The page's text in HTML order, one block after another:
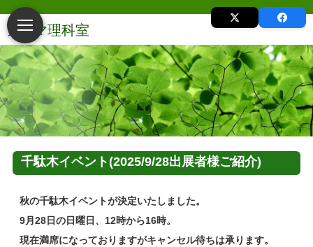
千駄木イベント(2025/9/28出展者様ご紹介)
秋の千駄木イベントが決定いたしました。
9月28日の日曜日、12時から16時。
現在満席になっておりますがキャンセル待ちは承ります。